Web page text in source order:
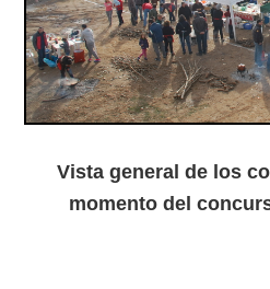
Vista general de los
momento del